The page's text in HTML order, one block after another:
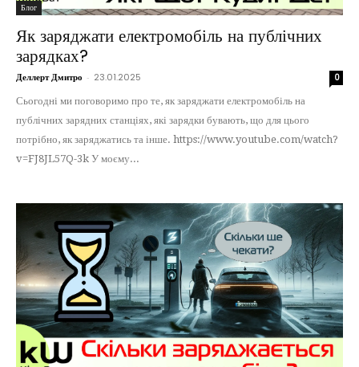
Блог
Як заряджати електромобіль на публічних
зарядках?
Деллерт Дмитро - 23.01.2025
0
Сьогодні ми поговоримо про те, як заряджати електромобіль на
публічних зарядних станціях, які зарядки бувають, що для цього
потрібно, як заряджатись та інше. https://www.youtube.com/watch?
v=FJ8JL57Q-3k У моєму...